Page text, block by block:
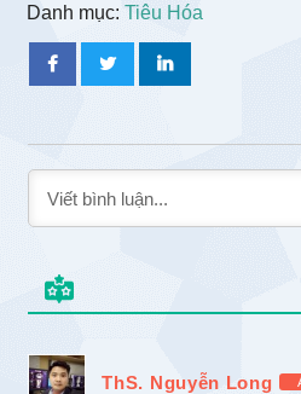
Danh mục:Tiêu Hóa
ThS. Nguyễn Long